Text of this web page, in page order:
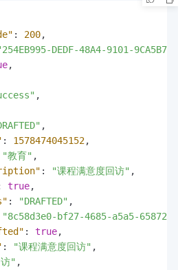
: 200,
DEDF-48A4-9101-
,
,
,
: 1578474045152,
"教育" ,
: "课程满意度回访" ,
true,
: "DRAFTED" ,
"8c58d3e0-bf27-4685-a5a5-
: true,
: "课程满意度回访" ,
" ,